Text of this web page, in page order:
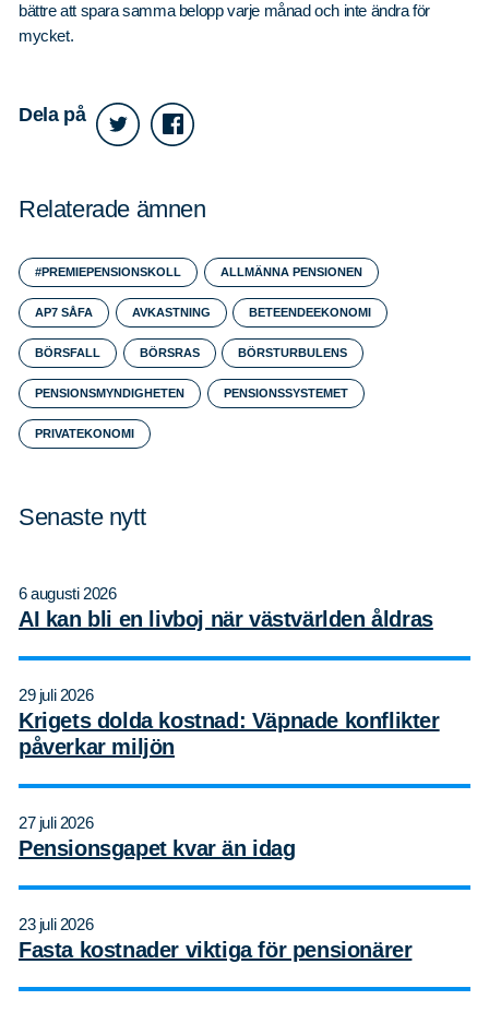
bättre att spara samma belopp varje månad och inte ändra för
mycket.
Dela på
Relaterade ämnen
#PREMIEPENSIONSKOLL ALLMÄNNA PENSIONEN
AP7 SÅFA AVKASTNING BETEENDEEKONOMI
BÖRSFALL BÖRSRAS BÖRSTURBULENS
PENSIONSMYNDIGHETEN PENSIONSSYSTEMET
PRIVATEKONOMI
Senaste nytt
6 augusti 2026
AI kan bli en livboj när västvärlden åldras
29 juli 2026
Krigets dolda kostnad: Väpnade konflikter
påverkar miljön
27 juli 2026
Pensionsgapet kvar än idag
23 juli 2026
Fasta kostnader viktiga för pensionärer